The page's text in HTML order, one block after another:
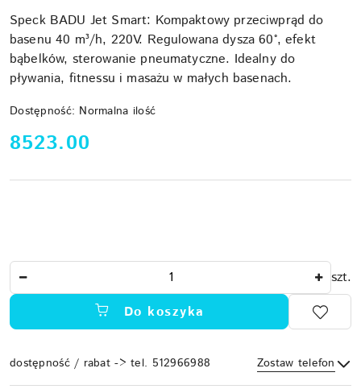
Speck BADU Jet Smart: Kompaktowy przeciwprąd do
basenu 40 m³/h, 220V. Regulowana dysza 60°, efekt
bąbelków, sterowanie pneumatyczne. Idealny do
pływania, fitnessu i masażu w małych basenach.
Dostępność: Normalna ilość
cena:
8523.00
szt.
Do koszyka
dostępność / rabat -> tel. 512966988 Zostaw telefon